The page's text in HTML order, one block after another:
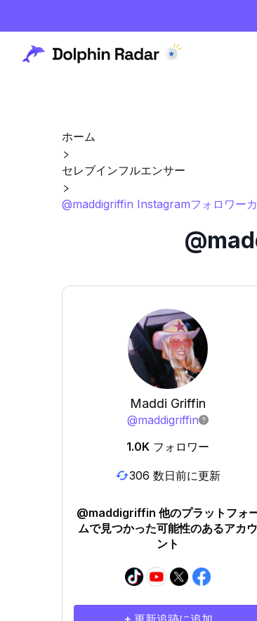
ホーム
セレブインフルエンサー
@maddigriffin Instagramフォロワー
Maddi Griffin
@maddigriffin
1.0K フォロワー
306 数日前に更新
@maddigriffin 他のプラットフォ
ムで見つかった可能性のあるアカウ
ント